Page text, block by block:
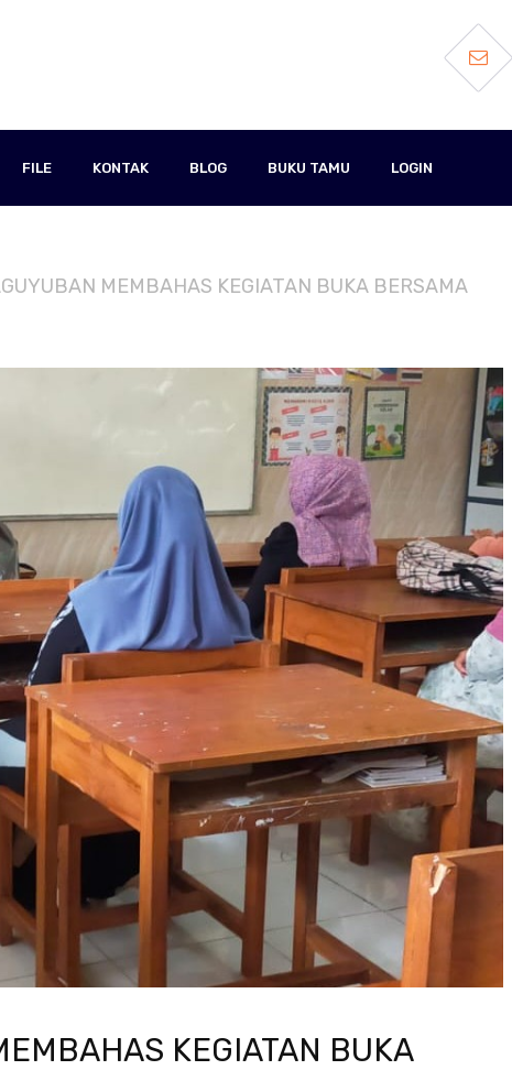
FILE KONTAK BLOG BUKU TAMU LOGIN
MEMBAHAS KEGIATAN BUKA BERSAMA
KEGIATAN BUKA